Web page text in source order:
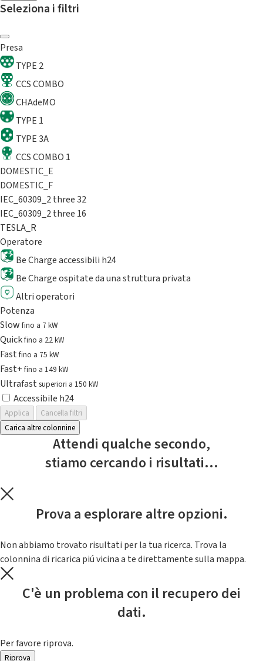
Seleziona i filtri
Presa
TYPE 2
CCS COMBO
CHAdeMO
TYPE 1
TYPE 3A
CCS COMBO 1
DOMESTIC_E
DOMESTIC_F
IEC_60309_2 three 32
IEC_60309_2 three 16
TESLA_R
Operatore
Be Charge accessibili h24
Be Charge ospitate da una struttura privata
Altri operatori
Potenza
Slowfino a 7 kW
Quickfino a 22 kW
Fastfino a 75 kW
Fast+fino a 149 kW
Ultrafast superiori a 150 kW
Accessibile h24
Applica
Cancella filtri
Carica altre colonnine
Attendi qualche secondo,
stiamo cercando i risultati...
Prova a esplorare altre opzioni.
Non abbiamo trovato risultati per la tua ricerca. Trova la
colonnina di ricarica piú vicina a te direttamente sulla mappa.
C'è un problema con il recupero dei
dati.
Per favore riprova.
Riprova